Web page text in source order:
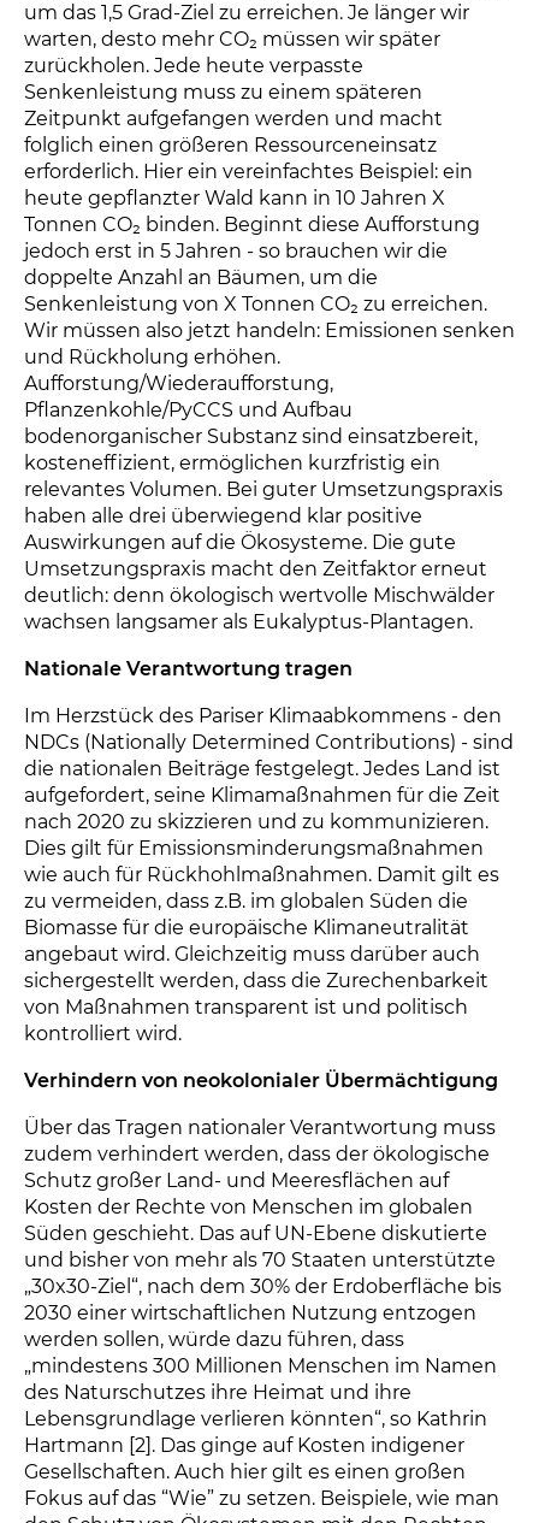
um das 1,5 Grad-Ziel zu erreichen. Je länger wir
warten, desto mehr CO₂ müssen wir später
zurückholen. Jede heute verpasste
Senkenleistung muss zu einem späteren
Zeitpunkt aufgefangen werden und macht
folglich einen größeren Ressourceneinsatz
erforderlich. Hier ein vereinfachtes Beispiel: ein
heute gepflanzter Wald kann in 10 Jahren X
Tonnen CO₂ binden. Beginnt diese Aufforstung
jedoch erst in 5 Jahren - so brauchen wir die
doppelte Anzahl an Bäumen, um die
Senkenleistung von X Tonnen CO₂ zu erreichen.
Wir müssen also jetzt handeln: Emissionen senken
und Rückholung erhöhen.
Aufforstung/Wiederaufforstung,
Pflanzenkohle/PyCCS und Aufbau
bodenorganischer Substanz sind einsatzbereit,
kosteneffizient, ermöglichen kurzfristig ein
relevantes Volumen. Bei guter Umsetzungspraxis
haben alle drei überwiegend klar positive
Auswirkungen auf die Ökosysteme. Die gute
Umsetzungspraxis macht den Zeitfaktor erneut
deutlich: denn ökologisch wertvolle Mischwälder
wachsen langsamer als Eukalyptus-Plantagen.
Nationale Verantwortung tragen
Im Herzstück des Pariser Klimaabkommens - den
NDCs (Nationally Determined Contributions) - sind
die nationalen Beiträge festgelegt. Jedes Land ist
aufgefordert, seine Klimamaßnahmen für die Zeit
nach 2020 zu skizzieren und zu kommunizieren.
Dies gilt für Emissionsminderungsmaßnahmen
wie auch für Rückhohlmaßnahmen. Damit gilt es
zu vermeiden, dass z.B. im globalen Süden die
Biomasse für die europäische Klimaneutralität
angebaut wird. Gleichzeitig muss darüber auch
sichergestellt werden, dass die Zurechenbarkeit
von Maßnahmen transparent ist und politisch
kontrolliert wird.
Verhindern von neokolonialer Übermächtigung
Über das Tragen nationaler Verantwortung muss
zudem verhindert werden, dass der ökologische
Schutz großer Land- und Meeresflächen auf
Kosten der Rechte von Menschen im globalen
Süden geschieht. Das auf UN-Ebene diskutierte
und bisher von mehr als 70 Staaten unterstützte
„30x30-Ziel“, nach dem 30% der Erdoberfläche bis
2030 einer wirtschaftlichen Nutzung entzogen
werden sollen, würde dazu führen, dass
„mindestens 300 Millionen Menschen im Namen
des Naturschutzes ihre Heimat und ihre
Lebensgrundlage verlieren könnten“, so Kathrin
Hartmann [2]. Das ginge auf Kosten indigener
Gesellschaften. Auch hier gilt es einen großen
Fokus auf das “Wie” zu setzen. Beispiele, wie man